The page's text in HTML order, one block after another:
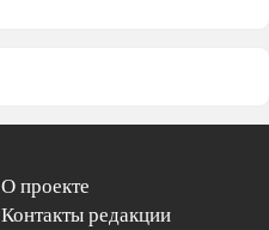
О проекте
Контакты редакции